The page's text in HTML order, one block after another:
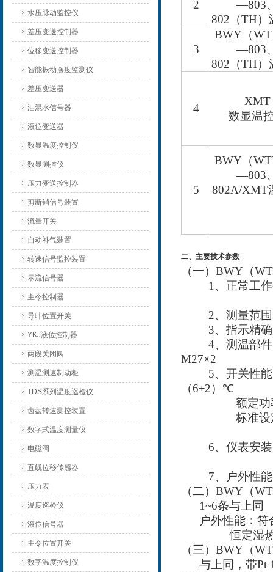
水压脉动监控仪
差压变送控制器
位移变送控制器
智能振动摆度监测仪
差压变送器
油混水信号器
液位变送器
数显温度控制仪
数显测控仪
压力变送控制器
剪断销信号装置
流量开关
自动补气装置
转速信号监控装置
示流信号器
主令控制器
导叶位置开关
YKJ液位控制器
两段关闭阀
测温测速制动柜
TDS系列温度巡检仪
齿盘转速测控装置
数字式温度测量仪
电磁阀
直线位移传感器
压力表
温度巡检仪
液位信号器
主令位置开关
数字温度控制仪
2
—803
802 （TH）
3
BWY （
—803
802 （TH）
4
XMT
数显温
5
BWY （
—803
802A/XMT
二、主要技术参数
（一） BWY （
1 、正常工
2、测量范
3、指示精
4、测温部
M27×2
5、开关性
（6±2） ℃
额定功
标准设定
6、仪表安
7、户外性
（二） BWY （
1~6条与上同
户外性能：符
恒定湿热试
（三） BWY （
与上同，带Pt